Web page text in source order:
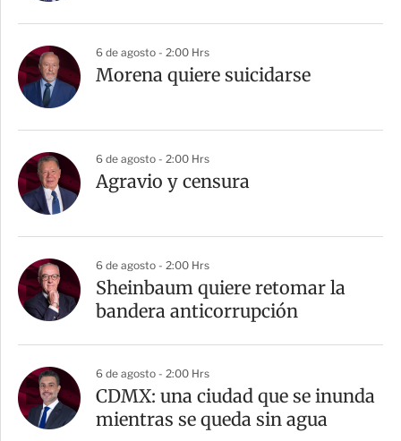
6 de agosto - 2:00 Hrs
Morena quiere suicidarse
6 de agosto - 2:00 Hrs
Agravio y censura
6 de agosto - 2:00 Hrs
Sheinbaum quiere retomar la
bandera anticorrupción
6 de agosto - 2:00 Hrs
CDMX: una ciudad que se inunda
mientras se queda sin agua